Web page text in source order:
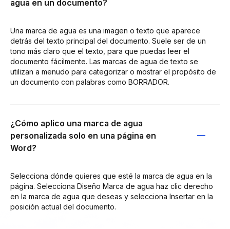
agua en un documento?
Una marca de agua es una imagen o texto que aparece
detrás del texto principal del documento. Suele ser de un
tono más claro que el texto, para que puedas leer el
documento fácilmente. Las marcas de agua de texto se
utilizan a menudo para categorizar o mostrar el propósito de
un documento con palabras como BORRADOR.
¿Cómo aplico una marca de agua
personalizada solo en una página en
Word?
Selecciona dónde quieres que esté la marca de agua en la
página. Selecciona Diseño Marca de agua haz clic derecho
en la marca de agua que deseas y selecciona Insertar en la
posición actual del documento.